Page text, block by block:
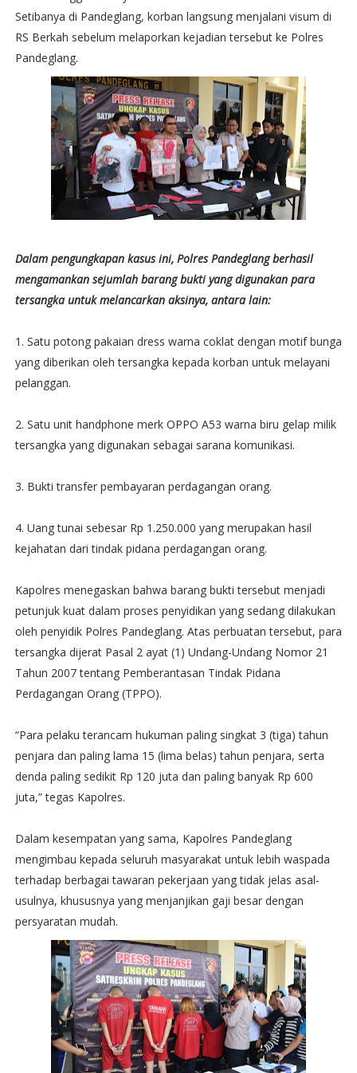
Setibanya di Pandeglang, korban langsung menjalani visum di
RS Berkah sebelum melaporkan kejadian tersebut ke Polres
Pandeglang.
Dalam pengungkapan kasus ini, Polres Pandeglang berhasil
mengamankan sejumlah barang bukti yang digunakan para
tersangka untuk melancarkan aksinya, antara lain:
1. Satu potong pakaian dress warna coklat dengan motif bunga
yang diberikan oleh tersangka kepada korban untuk melayani
pelanggan.
2. Satu unit handphone merk OPPO A53 warna biru gelap milik
tersangka yang digunakan sebagai sarana komunikasi.
3. Bukti transfer pembayaran perdagangan orang.
4. Uang tunai sebesar Rp 1.250.000 yang merupakan hasil
kejahatan dari tindak pidana perdagangan orang.
Kapolres menegaskan bahwa barang bukti tersebut menjadi
petunjuk kuat dalam proses penyidikan yang sedang dilakukan
oleh penyidik Polres Pandeglang. Atas perbuatan tersebut, para
tersangka dijerat Pasal 2 ayat (1) Undang-Undang Nomor 21
Tahun 2007 tentang Pemberantasan Tindak Pidana
Perdagangan Orang (TPPO).
“Para pelaku terancam hukuman paling singkat 3 (tiga) tahun
penjara dan paling lama 15 (lima belas) tahun penjara, serta
denda paling sedikit Rp 120 juta dan paling banyak Rp 600
juta,” tegas Kapolres.
Dalam kesempatan yang sama, Kapolres Pandeglang
mengimbau kepada seluruh masyarakat untuk lebih waspada
terhadap berbagai tawaran pekerjaan yang tidak jelas asal-
usulnya, khususnya yang menjanjikan gaji besar dengan
persyaratan mudah.